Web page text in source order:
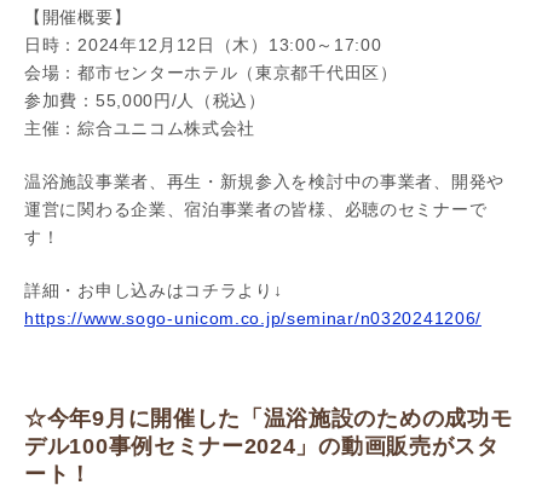
【開催概要】
日時：2024年12月12日（木）13:00～17:00
会場：都市センターホテル（東京都千代田区）
参加費：55,000円/人（税込）
主催：綜合ユニコム株式会社
温浴施設事業者、再生・新規参入を検討中の事業者、開発や
運営に関わる企業、宿泊事業者の皆様、必聴のセミナーで
す！
詳細・お申し込みはコチラより↓
https://www.sogo-unicom.co.jp/seminar/n0320241206/
☆今年9月に開催した「温浴施設のための成功モ
デル100事例セミナー2024」の動画販売がスタ
ート！